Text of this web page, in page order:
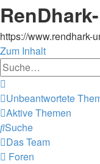
https://www.rendhark-
Zum Inhalt
Unbeantwortete
Aktive Themen
Suche
Das Team
Foren